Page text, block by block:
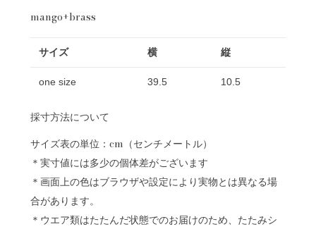
mango+brass
サイズ 横 縦
one size 39.5 10.5
採寸方法について
サイズ表の単位：cm（センチメートル）
＊実寸値には多少の個体差がございます
＊画面上の色はブラウザや設定により実物とは異なる場
合があります。
＊ウエア類はたたんだ状態でのお届けのため、たたみシ